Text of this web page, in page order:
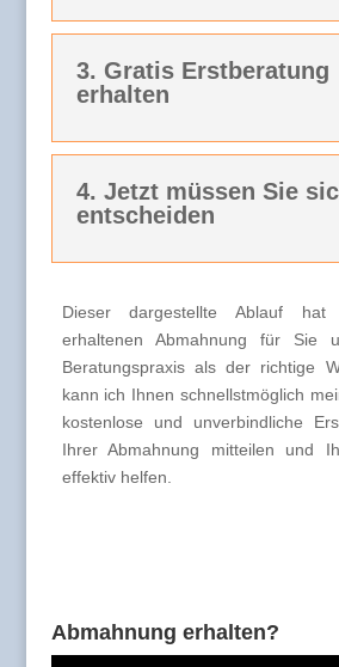
3. Gratis Erstberatung
erhalten
4. Jetzt müssen Sie
entscheiden
Dieser dargestellte Ablauf
erhaltenen Abmahnung für Sie
Beratungspraxis als der richtige
kann ich Ihnen schnellstmöglich
kostenlose und unverbindliche
Ihrer Abmahnung mitteilen und
effektiv helfen.
Abmahnung erhalten?